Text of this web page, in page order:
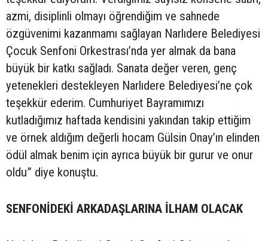
azmi, disiplinli olmayı öğrendiğim ve sahnede
özgüvenimi kazanmamı sağlayan Narlıdere Belediyesi
Çocuk Senfoni Orkestrası’nda yer almak da bana
büyük bir katkı sağladı. Sanata değer veren, genç
yetenekleri destekleyen Narlıdere Belediyesi’ne çok
teşekkür ederim. Cumhuriyet Bayramımızı
kutladığımız haftada kendisini yakından takip ettiğim
ve örnek aldığım değerli hocam Gülsin Onay’ın elinden
ödül almak benim için ayrıca büyük bir gurur ve onur
oldu” diye konuştu.
SENFONİDEKİ ARKADAŞLARINA İLHAM OLACAK